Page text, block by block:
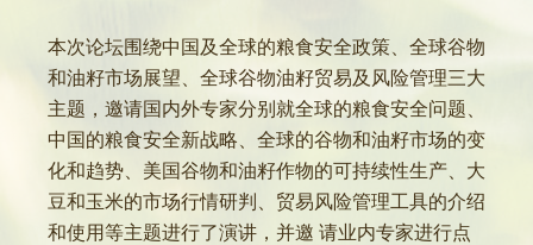
本次论坛围绕中国及全球的粮食安全政策、全球谷物
和油籽市场展望、全球谷物油籽贸易及风险管理三大
主题，邀请国内外专家分别就全球的粮食安全问题、
中国的粮食安全新战略、全球的谷物和油籽市场的变
化和趋势、美国谷物和油籽作物的可持续性生产、大
豆和玉米的市场行情研判、贸易风险管理工具的介绍
和使用等主题进行了演讲，并邀 请业内专家进行点